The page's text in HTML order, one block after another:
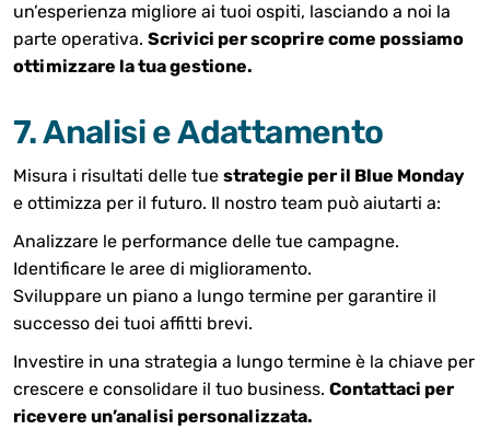
un’esperienza migliore ai tuoi ospiti, lasciando a noi la
parte operativa. Scrivici per scoprire come possiamo
ottimizzare la tua gestione.
7. Analisi e Adattamento
Misura i risultati delle tue strategie per il Blue Monday
e ottimizza per il futuro. Il nostro team può aiutarti a:
Analizzare le performance delle tue campagne.
Identificare le aree di miglioramento.
Sviluppare un piano a lungo termine per garantire il
successo dei tuoi affitti brevi.
Investire in una strategia a lungo termine è la chiave per
crescere e consolidare il tuo business. Contattaci per
ricevere un’analisi personalizzata.